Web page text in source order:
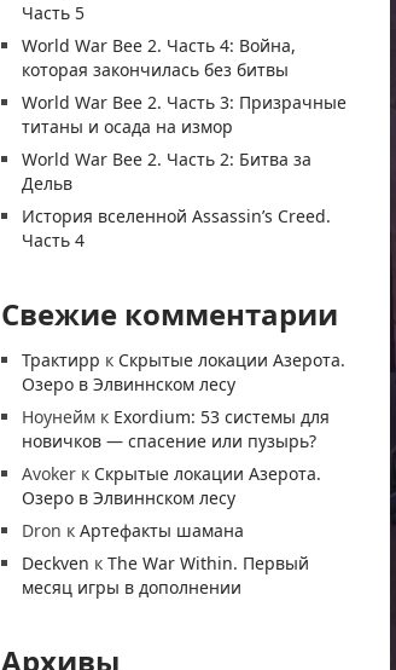
Часть 5
World War Bee 2. Часть 4: Война,
которая закончилась без битвы
World War Bee 2. Часть 3: Призрачные
титаны и осада на измор
World War Bee 2. Часть 2: Битва за
Дельв
История вселенной Assassin’s Creed.
Часть 4
Свежие комментарии
Трактирр к Скрытые локации Азерота.
Озеро в Элвиннском лесу
Ноунейм к Exordium: 53 системы для
новичков — спасение или пузырь?
Avoker к Скрытые локации Азерота.
Озеро в Элвиннском лесу
Dron кАртефакты шамана
Deckven кThe War Within. Первый
месяц игры в дополнении
Архивы